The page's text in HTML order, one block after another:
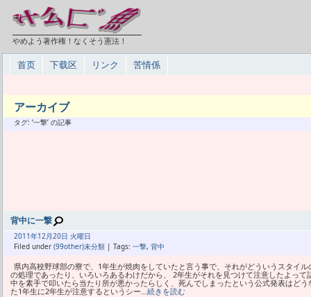
やめよう著作権！なくそう憲法！
首页 下载区 リンク 苦情係
アーカイブ
タグ: ‘一撃’ の記事
背中に一撃
2011年12月20日 火曜日
Filed under (99other)未分類 | Tags: 一撃, 背中
県内高校野球部の寮で、1年生が焼肉をしていたと言う事で、それがどういうスタイ
の処理であったり、いろいろあるわけだから、 2年生がそれを見つけて注意したよっ
中を素手で叩いたら当たり所が悪かったらしく、死んでしまったという公式発表はど
た1年生に2年生が注意するというシー…続きを読む